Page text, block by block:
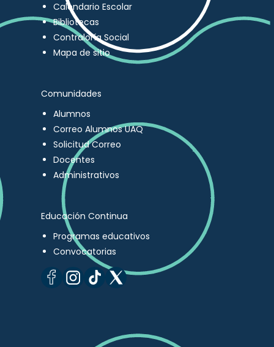
Calendario Escolar
Bibliotecas
Contraloría Social
Mapa de sitio
Comunidades
Alumnos
Correo Alumnos UAQ
Solicitud Correo
Docentes
Administrativos
Educación Continua
Programas educativos
Convocatorias